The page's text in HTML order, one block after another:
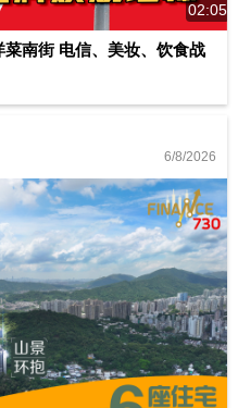
02:05
南街 电信、美妆、饮食战
6/8/2026